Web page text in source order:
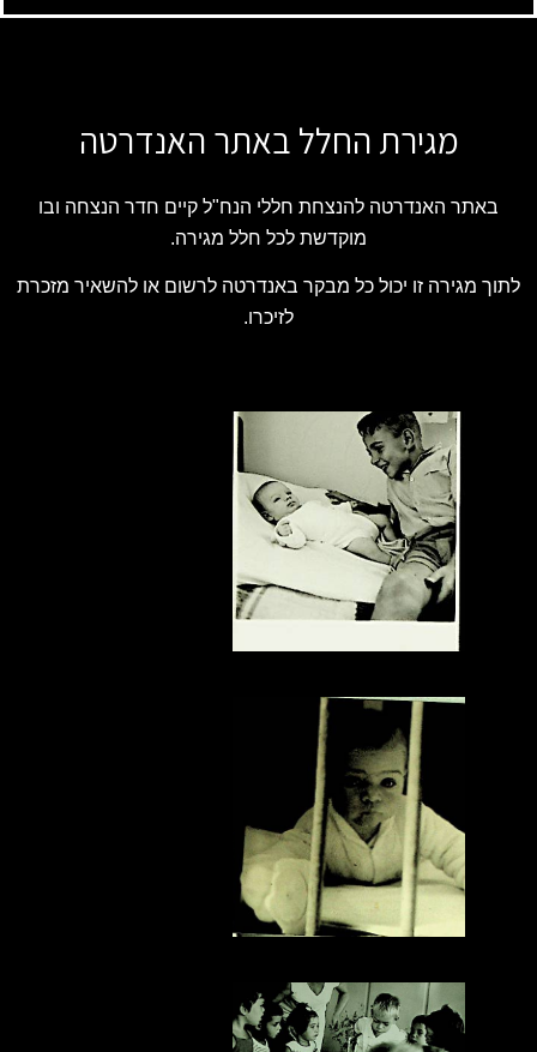
מגירת החלל באתר האנדרטה
באתר האנדרטה להנצחת חללי הנח"ל קיים חדר הנצחה ובו
מוקדשת לכל חלל מגירה.
לתוך מגירה זו יכול כל מבקר באנדרטה לרשום או להשאיר מזכרת
לזיכרו.